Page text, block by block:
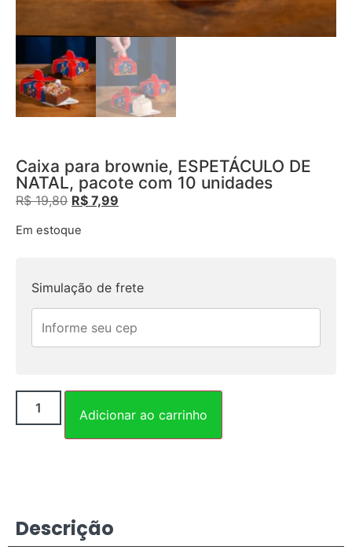
Caixa para brownie, ESPETÁCULO DE
NATAL, pacote com 10 unidades
R$19,80 R$ 7,99
Em estoque
Simulação de frete
Adicionar ao carrinho
Descrição